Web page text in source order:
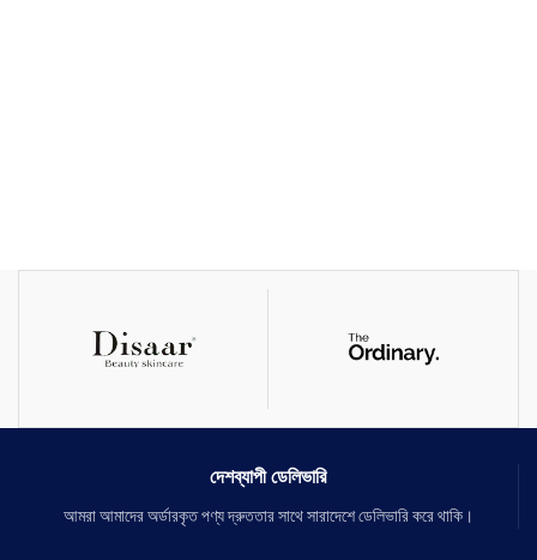
দেশব্যাপী ডেলিভারি
আমরা আমাদের অর্ডারকৃত পণ্য দ্রুততার সাথে সারাদেশে ডেলিভারি করে থাকি।